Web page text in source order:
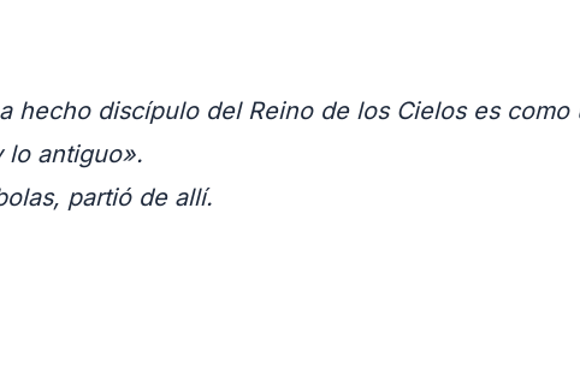
hecho discípulo del Reino de los Cielos es
lo antiguo».
partió de allí.